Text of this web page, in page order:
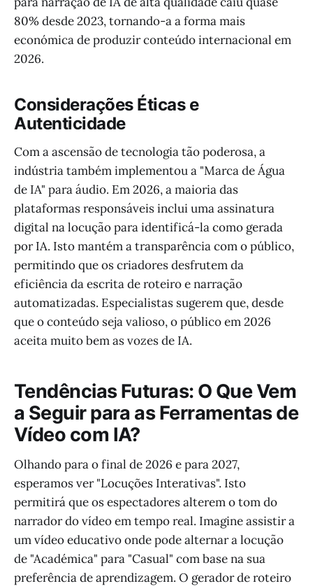
80% desde 2023, tornando-a a forma mais
económica de produzir conteúdo internacional em
2026.
Considerações Éticas e
Autenticidade
Com a ascensão de tecnologia tão poderosa, a
indústria também implementou a "Marca de Água
de IA" para áudio. Em 2026, a maioria das
plataformas responsáveis inclui uma assinatura
digital na locução para identificá-la como gerada
por IA. Isto mantém a transparência com o público,
permitindo que os criadores desfrutem da
eficiência da escrita de roteiro e narração
automatizadas. Especialistas sugerem que, desde
que o conteúdo seja valioso, o público em 2026
aceita muito bem as vozes de IA.
Tendências Futuras: O Que Vem
a Seguir para as Ferramentas de
Vídeo com IA?
Olhando para o final de 2026 e para 2027,
esperamos ver "Locuções Interativas". Isto
permitirá que os espectadores alterem o tom do
narrador do vídeo em tempo real. Imagine assistir a
um vídeo educativo onde pode alternar a locução
de "Académica" para "Casual" com base na sua
preferência de aprendizagem. O gerador de roteiro